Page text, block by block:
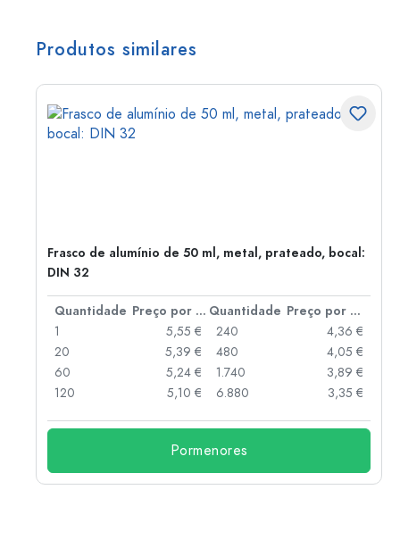
Produtos similares
Frasco de alumínio de 50 ml, metal, prateado, bocal:
DIN 32
Quantidade Preço por peça Quantidade
Preço por peça
1
5,55 €
20
5,39 €
60
5,24 €
120
5,10 €
240
4,36 €
480
4,05 €
1.740
3,89 €
6.880
3,35 €
Pormenores